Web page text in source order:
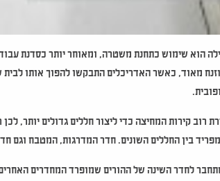
הוא שימוש כתחנת משטרה, ומאוחר יותר כסדנת
מאוד, כאשר האדריכלים התבקשו להפוך אותו
קירות המחיצה כדי ליצור חללים גדולים יותר, לכן
בין החללים השונים. חדר המדרגות, המטבח וגם
לחדר השינה של ההורים שמופרד המחדרים